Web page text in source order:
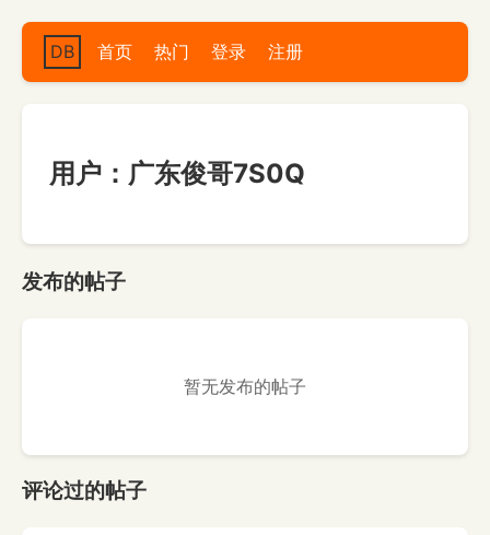
DB 首页 热门 登录 注册
用户：广东俊哥7S0Q
发布的帖子
暂无发布的帖子
评论过的帖子